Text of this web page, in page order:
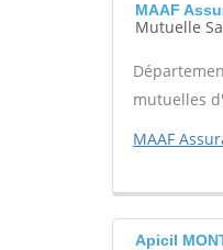
MAAF
Mutuelle
mutuelles
MAAF
Apicil